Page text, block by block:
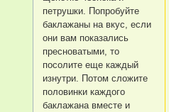
петрушки. Попробуйте
баклажаны на вкус, если
они вам показались
пресноватыми, то
посолите еще каждый
изнутри. Потом сложите
половинки каждого
баклажана вместе и